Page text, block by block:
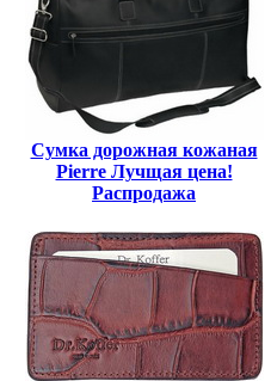
Сумка дорожная кожаная
Pierre Лучщая цена!
Распродажа